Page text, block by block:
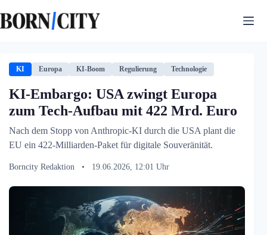
Inhalt
springen
KI Europa KI-Boom Regulierung Technologie
KI-Embargo: USA zwingt Europa
zum Tech-Aufbau mit 422 Mrd. Euro
Nach dem Stopp von Anthropic-KI durch die USA plant die
EU ein 422-Milliarden-Paket für digitale Souveränität.
Borncity Redaktion • 19.06.2026, 12:01 Uhr